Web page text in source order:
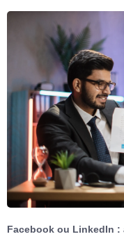
Facebook ou LinkedIn :